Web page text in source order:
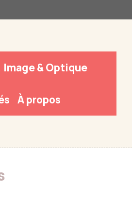
Image & Optique
À propos